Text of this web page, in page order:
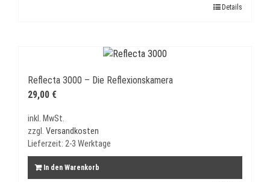
Details
Reflecta 3000 – Die Reflexionskamera
29,00 €
inkl. MwSt.
zzgl. Versandkosten
Lieferzeit: 2-3 Werktage
In den Warenkorb